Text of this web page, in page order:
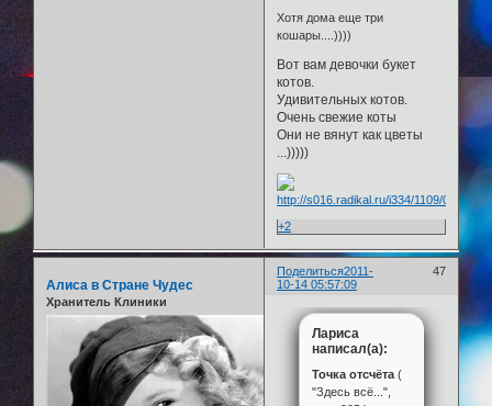
Хотя дома еще три
кошары....))))
Вот вам девочки букет
котов.
Удивительных котов.
Очень свежие коты
Они не вянут как цветы
...)))))
+2
Поделиться 47
2011-
10-14 05:57:09
Алиса в Стране Чудес
Хранитель Клиники
Лариса
написал(а):
Точка отсчёта (
"Здесь всё...",